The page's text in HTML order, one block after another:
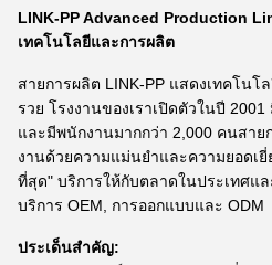
LINK-PP Advanced Production
เทคโนโลยีและการผลิต
สายการผลิต LINK-PP แสดงเทคโน
รวย โรงงานของเราเปิดตัวในปี
และมีพนักงานมากกว่า 2,000 คนสาย
งานด้วยความแม่นยําและความยอดเ
ที่สุด" บริการให้กับตลาดในประเทศแล
บริการ OEM, การออกแบบและ ODM
ประเด็นสําคัญ: